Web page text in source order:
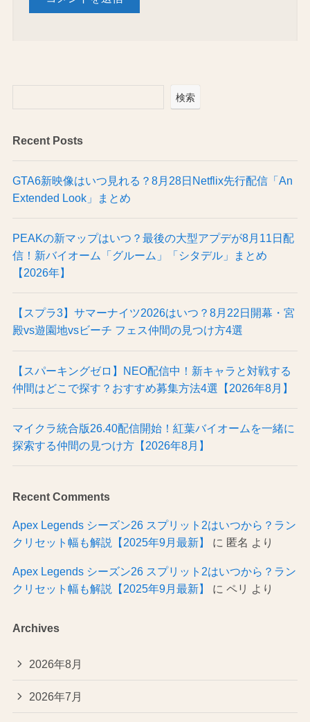
検索
Recent Posts
GTA6新映像はいつ見れる？8月28日Netflix先行配信「An
Extended Look」まとめ
PEAKの新マップはいつ？最後の大型アプデが8月11日配
信！新バイオーム「グルーム」「シタデル」まとめ
【2026年】
【スプラ3】サマーナイツ2026はいつ？8月22日開幕・宮
殿vs遊園地vsビーチ フェス仲間の見つけ方4選
【スパーキングゼロ】NEO配信中！新キャラと対戦する
仲間はどこで探す？おすすめ募集方法4選【2026年8月】
マイクラ統合版26.40配信開始！紅葉バイオームを一緒に
探索する仲間の見つけ方【2026年8月】
Recent Comments
Apex Legends シーズン26 スプリット2はいつから？ラン
クリセット幅も解説【2025年9月最新】
に 匿名 より
Apex Legends シーズン26 スプリット2はいつから？ラン
クリセット幅も解説【2025年9月最新】
に ペリ より
Archives
2026年8月
2026年7月